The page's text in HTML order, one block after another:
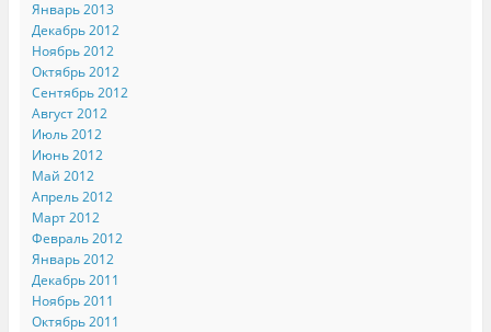
Январь 2013
Декабрь 2012
Ноябрь 2012
Октябрь 2012
Сентябрь 2012
Август 2012
Июль 2012
Июнь 2012
Май 2012
Апрель 2012
Март 2012
Февраль 2012
Январь 2012
Декабрь 2011
Ноябрь 2011
Октябрь 2011